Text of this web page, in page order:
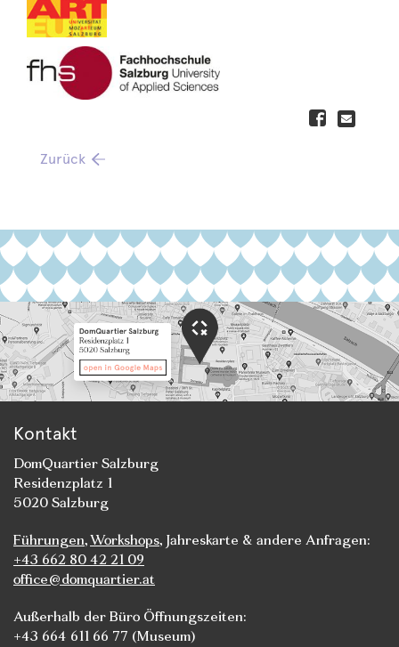
Zurück
Kontakt
DomQuartier Salzburg
Residenzplatz 1
5020 Salzburg
Führungen,Workshops, Jahreskarte & andere Anfragen:
+43 662 80 42 21 09
office@domquartier.at
Außerhalb der Büro Öffnungszeiten:
+43 664 611 66 77 (Museum)